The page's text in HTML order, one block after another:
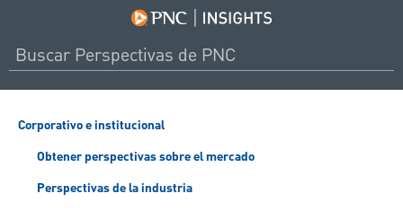
Corporativo e institucional
Obtener perspectivas sobre el mercado
Perspectivas de la industria